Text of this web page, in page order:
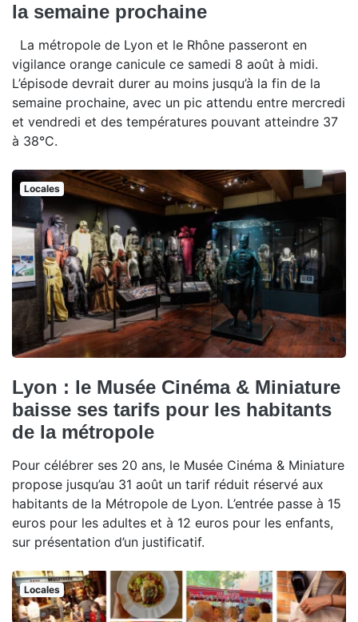
la semaine prochaine
La métropole de Lyon et le Rhône passeront en
vigilance orange canicule ce samedi 8 août à midi.
L’épisode devrait durer au moins jusqu’à la fin de la
semaine prochaine, avec un pic attendu entre mercredi
et vendredi et des températures pouvant atteindre 37
à 38°C.
Locales
Lyon : le Musée Cinéma & Miniature
baisse ses tarifs pour les habitants
de la métropole
Pour célébrer ses 20 ans, le Musée Cinéma & Miniature
propose jusqu’au 31 août un tarif réduit réservé aux
habitants de la Métropole de Lyon. L’entrée passe à 15
euros pour les adultes et à 12 euros pour les enfants,
sur présentation d’un justificatif.
Locales